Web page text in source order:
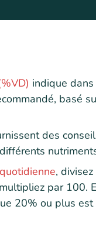
indique
basé
des
,
par 100.
20% ou plus